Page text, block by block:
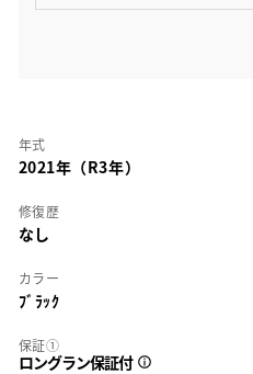
年式
2021年（R3年）
修復歴
なし
カラー
ﾌﾞﾗｯｸ
保証①
ロングラン保証付